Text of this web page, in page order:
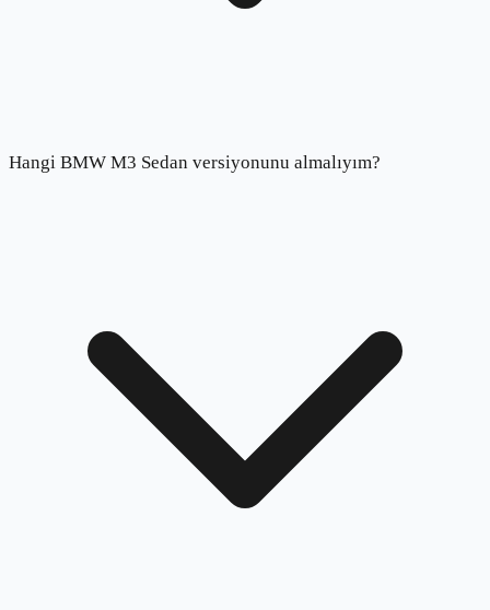
Hangi BMW M3 Sedan versiyonunu almalıyım?